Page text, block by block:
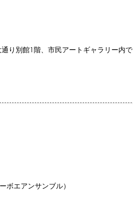
り別館1階、市民アートギャラリー内で
エアンサンブル）